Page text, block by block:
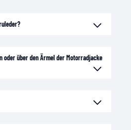
oder über den Ärmel der Motorradjacke